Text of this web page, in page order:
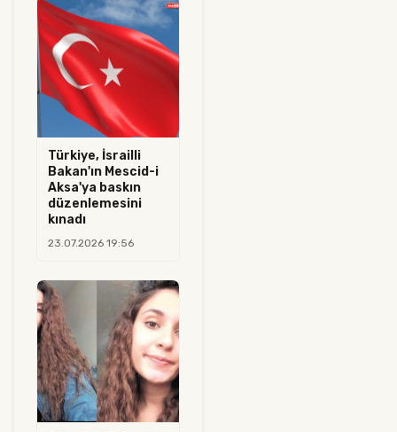
Türkiye, İsrailli
Bakan'ın Mescid-i
Aksa'ya baskın
düzenlemesini
kınadı
23.07.2026 19:56